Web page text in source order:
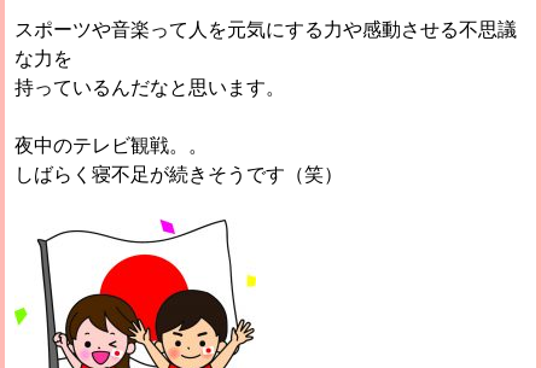
スポーツや音楽って人を元気にする力や感動させる不思議
な力を
持っているんだなと思います。
夜中のテレビ観戦。。
しばらく寝不足が続きそうです（笑）